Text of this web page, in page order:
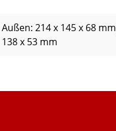
Außen: 214 x 145 x 68 mm
138 x 53 mm